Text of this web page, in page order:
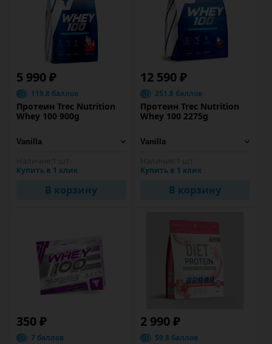
5 990 ₽
119.8 баллов
Протеин Trec Nutrition
Whey 100 900g
Купить в 1 клик
В корзину
12 590 ₽
251.8 баллов
Протеин Trec Nutrition
Whey 100 2275g
Купить в 1 клик
В корзину
350 ₽
7 баллов
2 990 ₽
59.8 баллов